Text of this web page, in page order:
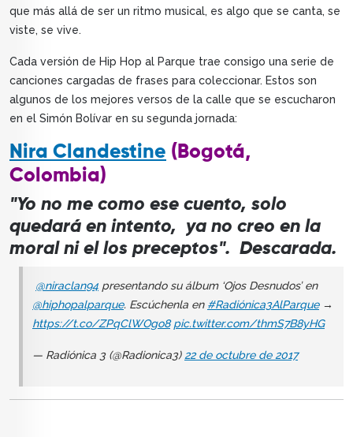
que más allá de ser un ritmo musical, es algo que se canta, se
viste, se vive.
Cada versión de Hip Hop al Parque trae consigo una serie de
canciones cargadas de frases para coleccionar. Estos son
algunos de los mejores versos de la calle que se escucharon
en el Simón Bolívar en su segunda jornada:
Nira Clandestine (Bogotá,
Colombia)
"Yo no me como ese cuento, solo
quedará en intento, ya no creo en la
moral ni el los preceptos". Descarada.
@niraclan94 presentando su álbum ‘Ojos Desnudos’ en
@hiphopalparque. Escúchenla en #Radiónica3AlParque→
https://t.co/ZPqClWOgo8 pic.twitter.com/thmS7B8yHG
— Radiónica 3 (@Radionica3)22 de octubre de 2017